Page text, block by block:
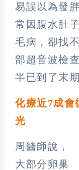
易誤以為發
常因腹水肚
毛病，卻找
部超音波檢
半已到了末期
化療近7成
光
周醫師說，
大部分卵巢